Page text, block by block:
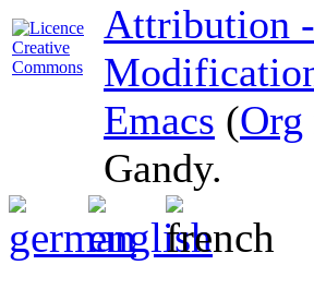
Attribution
Emacs (Org
Gandy.